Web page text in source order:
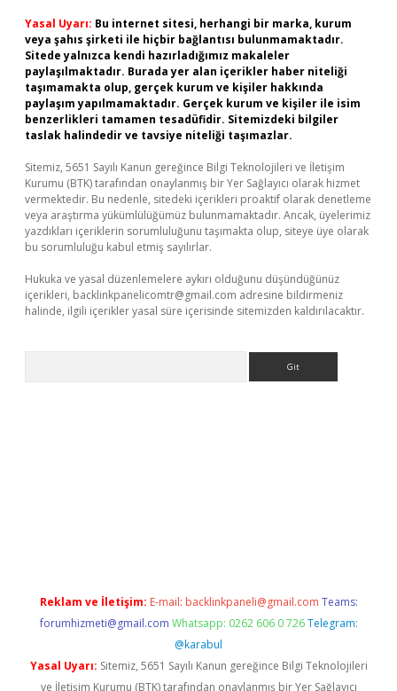
Yasal Uyarı: Bu internet sitesi, herhangi bir marka, kurum
veya şahıs şirketi ile hiçbir bağlantısı bulunmamaktadır.
Sitede yalnızca kendi hazırladığımız makaleler
paylaşılmaktadır. Burada yer alan içerikler haber niteliği
taşımamakta olup, gerçek kurum ve kişiler hakkında
paylaşım yapılmamaktadır. Gerçek kurum ve kişiler ile isim
benzerlikleri tamamen tesadüfidir. Sitemizdeki bilgiler
taslak halindedir ve tavsiye niteliği taşımazlar.
Sitemiz, 5651 Sayılı Kanun gereğince Bilgi Teknolojileri ve İletişim
Kurumu (BTK) tarafından onaylanmış bir Yer Sağlayıcı olarak hizmet
vermektedir. Bu nedenle, sitedeki içerikleri proaktif olarak denetleme
veya araştırma yükümlülüğümüz bulunmamaktadır. Ancak, üyelerimiz
yazdıkları içeriklerin sorumluluğunu taşımakta olup, siteye üye olarak
bu sorumluluğu kabul etmiş sayılırlar.
Hukuka ve yasal düzenlemelere aykırı olduğunu düşündüğünüz
içerikleri, backlinkpanelicomtr@gmail.com adresine bildirmeniz
halinde, ilgili içerikler yasal süre içerisinde sitemizden kaldırılacaktır.
Reklam ve İletişim: E-mail: backlinkpaneli@gmail.com Teams:
forumhizmeti@gmail.com Whatsapp: 0262 606 0 726 Telegram:
@karabul
Yasal Uyarı: Sitemiz, 5651 Sayılı Kanun gereğince Bilgi Teknolojileri
ve İletişim Kurumu (BTK) tarafından onaylanmış bir Yer Sağlayıcı